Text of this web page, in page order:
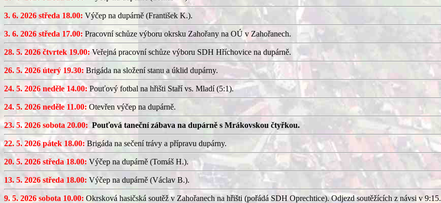
3. 6. 2026 středa 18.00: Výčep na dupárně (František K.).
3. 6. 2026 středa 17.00: Pracovní schůze výboru okrsku Zahořany na OÚ v Zahořanech.
28. 5. 2026 čtvrtek 19.00:Veřejná pracovní schůze výboru SDH Hříchovice na dupárně.
26. 5. 2026 úterý 19.30: Brigáda na složení stanu a úklid dupárny.
24. 5. 2026 neděle 14.00:Pouťový fotbal na hřišti Staří vs. Mladí (5:1).
24. 5. 2026 neděle 11.00: Otevřen výčep na dupárně.
23. 5. 2026 sobota 20.00: Pouťová taneční zábava na dupárně s Mrákovskou čtyřkou.
22. 5. 2026 pátek 18.00: Brigáda na sečení trávy a přípravu dupárny.
20. 5. 2026 středa 18.00: Výčep na dupárně (Tomáš H.).
13. 5. 2026 středa 18.00: Výčep na dupárně (Václav B.).
9. 5. 2026 sobota 10.00: Okrsková hasičská soutěž v Zahořanech na hřišti (pořádá SDH Oprechtice). Odjezd soutěžících z návsi v 9:15.